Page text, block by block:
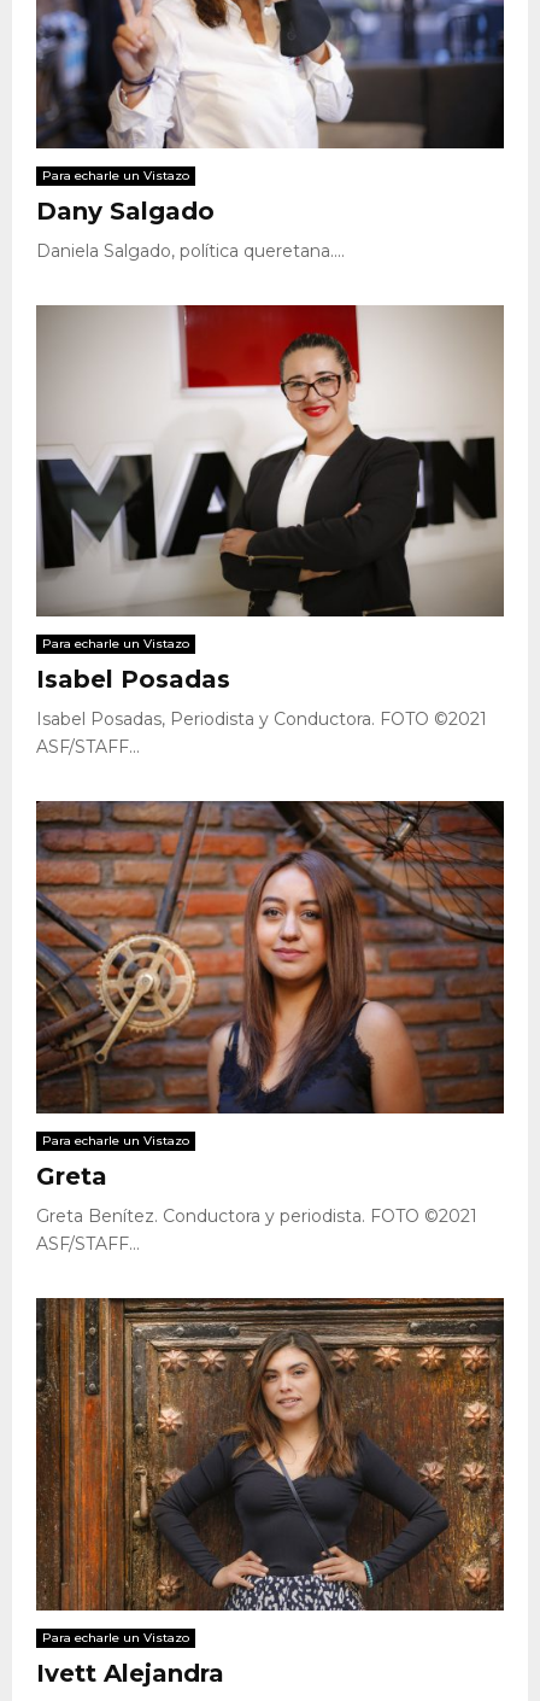
Para echarle un Vistazo
Dany Salgado
Daniela Salgado, política queretana....
Para echarle un Vistazo
Isabel Posadas
Isabel Posadas, Periodista y Conductora. FOTO ©2021
ASF/STAFF...
Para echarle un Vistazo
Greta
Greta Benítez. Conductora y periodista. FOTO ©2021
ASF/STAFF...
Para echarle un Vistazo
Ivett Alejandra